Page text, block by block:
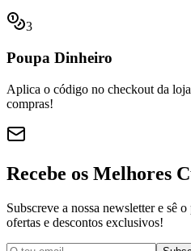
3
Poupa Dinheiro
Aplica o código no checkout da
compras!
Recebe os Melhores
Subscreve a nossa newsletter e sê
ofertas e descontos exclusivos!